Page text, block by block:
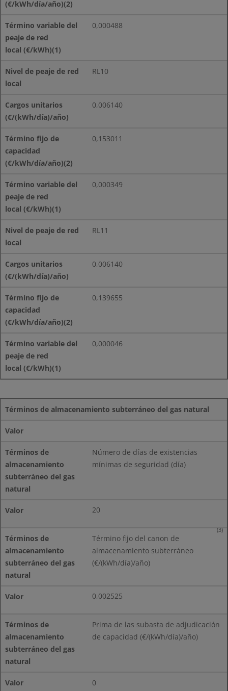
0,000488
RL10
0,006140
0,153011
0,000349
RL11
0,006140
0,139655
0,000046
Términos de almacenamiento subterráneo del gas natural
Valor
Número de días de existencias
mínimas de seguridad (día)
20
Término fijo del canon de
almacenamiento subterráneo
(€/(kWh/día)/año)
(3)
0,002525
Prima de las subasta de adjudicación
de capacidad (€/(kWh/día)/año)
0